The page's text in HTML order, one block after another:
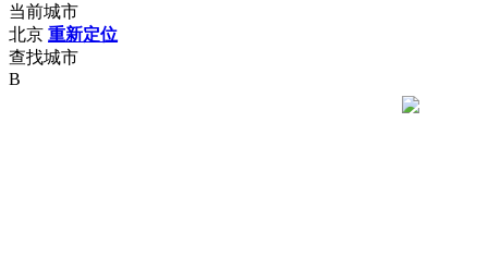
当前城市
北京 重新定位
查找城市
B